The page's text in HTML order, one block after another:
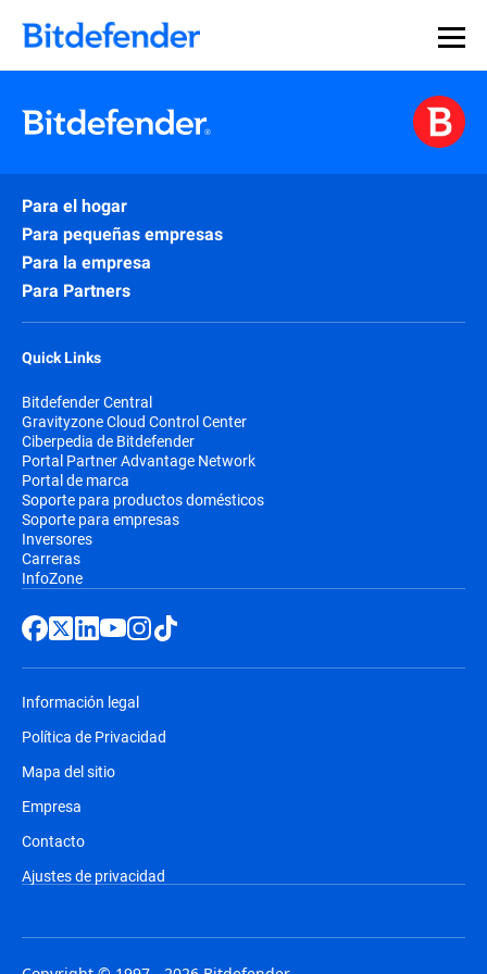
Para el hogar
Para pequeñas empresas
Para la empresa
Para Partners
Quick Links
Bitdefender Central
Gravityzone Cloud Control Center
Ciberpedia de Bitdefender
Portal Partner Advantage Network
Portal de marca
Soporte para productos domésticos
Soporte para empresas
Inversores
Carreras
InfoZone
Información legal
Política de Privacidad
Mapa del sitio
Empresa
Contacto
Ajustes de privacidad